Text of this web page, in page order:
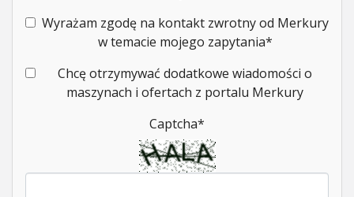
Wyrażam zgodę na kontakt zwrotny od Merkury
w temacie mojego zapytania*
Chcę otrzymywać dodatkowe wiadomości o
maszynach i ofertach z portalu Merkury
Captcha*